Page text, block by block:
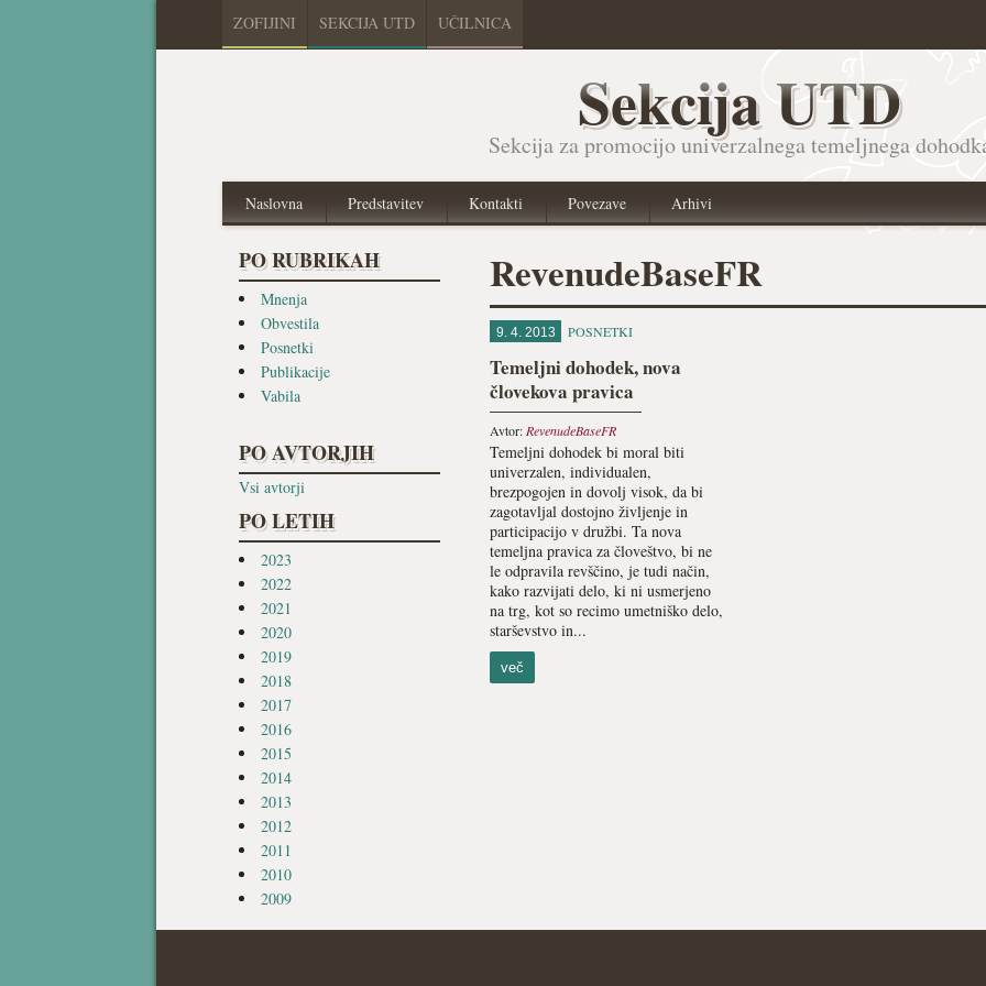
ZOFIJINI SEKCIJA UTD UČILNICA
Sekcija UTD
Sekcija za promocijo univerzalnega temeljnega
Naslovna Predstavitev Kontakti Povezave Arhivi
PO RUBRIKAH
Mnenja
Obvestila
Posnetki
Publikacije
Vabila
PO AVTORJIH
Vsi avtorji
PO LETIH
2023
2022
2021
2020
2019
2018
2017
2016
2015
2014
2013
2012
2011
2010
2009
RevenudeBaseFR
9. 4. 2013 POSNETKI
Temeljni dohodek, nova
človekova pravica
Avtor: RevenudeBaseFR
Temeljni dohodek bi moral biti
univerzalen, individualen,
brezpogojen in dovolj visok, da bi
zagotavljal dostojno življenje in
participacijo v družbi. Ta nova
temeljna pravica za človeštvo, bi ne
le odpravila revščino, je tudi način,
kako razvijati delo, ki ni usmerjeno
na trg, kot so recimo umetniško delo,
starševstvo in...
več